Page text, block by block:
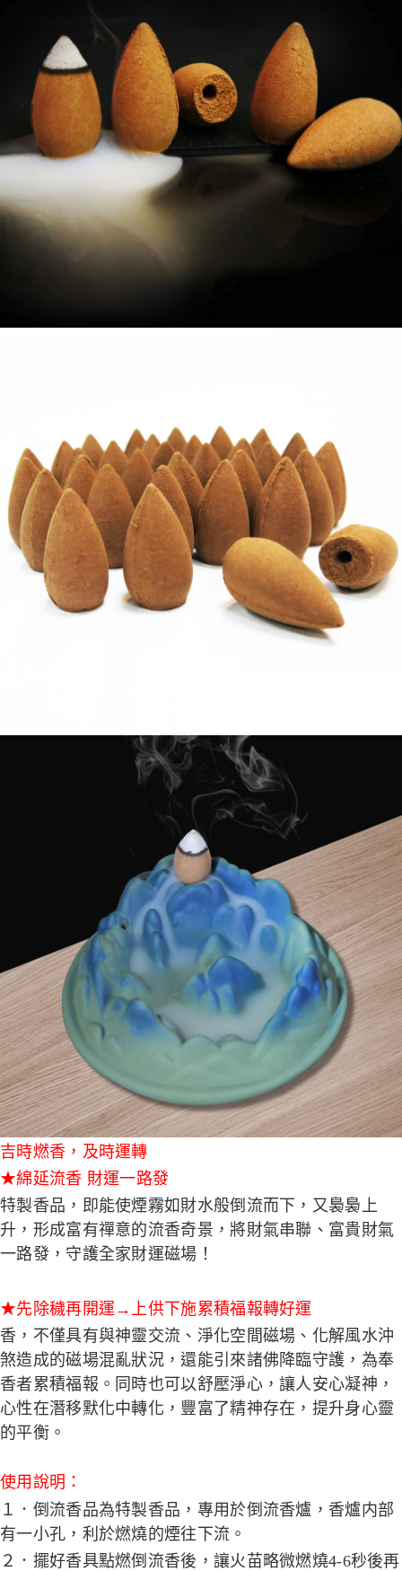
吉時燃香，及時運轉
★綿延流香 財運一路發
特製香品，即能使煙霧如財水般倒流而下，又裊裊上
升，形成富有禪意的流香奇景，將財氣串聯、富貴財氣
一路發，守護全家財運磁場！
★先除穢再開運→上供下施累積福報轉好運
香，不僅具有與神靈交流、淨化空間磁場、化解風水沖
煞造成的磁場混亂狀況，還能引來諸佛降臨守護，為奉
香者累積福報。同時也可以舒壓淨心，讓人安心凝神，
心性在潛移默化中轉化，豐富了精神存在，提升身心靈
的平衡。
使用說明：
１．倒流香品為特製香品，專用於倒流香爐，香爐内部
有一小孔，利於燃燒的煙往下流。
２．擺好香具點燃倒流香後，讓火苗略微燃燒4-6秒後再